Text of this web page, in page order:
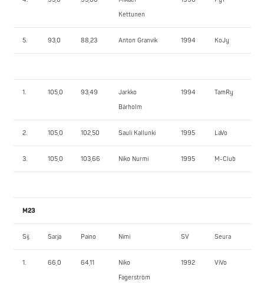
Kettunen
5. 93,0 88,23 Anton Granvik 1994 KoJy
1. 105,0 93,49
Jarkko
Bärholm
1994 TamRy
2. 105,0 102,50 Sauli Kallunki 1995 LaVo
3. 105,0 103,66 Niko Nurmi 1995 M-Club
M23
Sij. Sarja Paino Nimi SV Seura
1. 66,0 64,11
Niko
Fagerström
1992 ViVo